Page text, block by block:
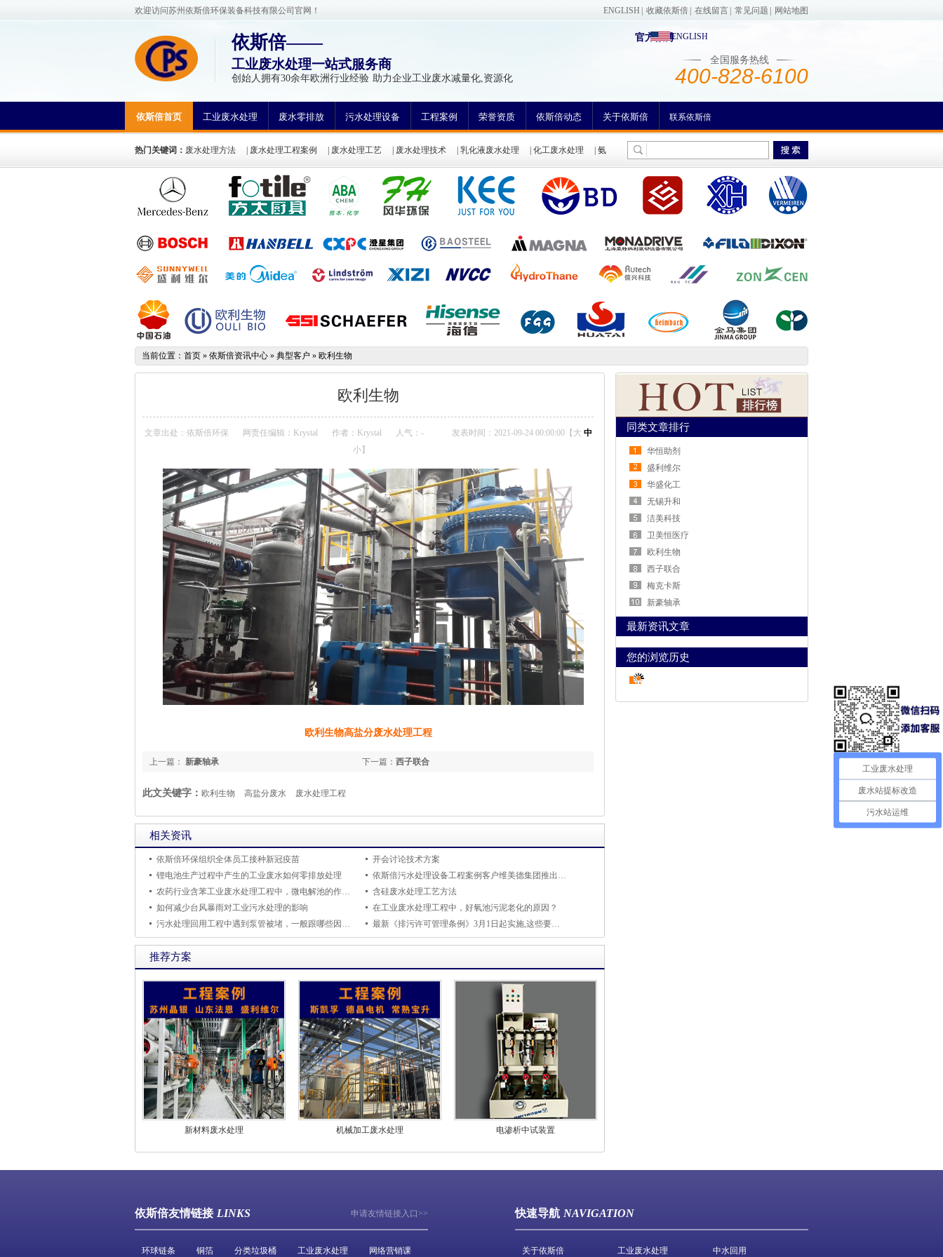
欢迎访问苏州依斯倍环保装备科技有限公司官网！ ENGLISH 收藏依斯倍 在线留言 常见问题 网站地图
依斯倍——
工业废水处理一站式服务商
创始人拥有30余年欧洲行业经验 助力企业工业废水减量化,资源化
ENGLISH
官方微博
全国服务热线
400-828-6100
依斯倍首页 工业废水处理 废水零排放 污水处理设备 工程案例 荣誉资质 依斯倍动态 关于依斯倍 联系依斯倍
热门关键词： 废水处理方法 废水处理工程案例 废水处理工艺 废水处理技术 乳化液废水处理 化工废水处理 氨
氮废水处理
当前位置： 首页 » 依斯倍资讯中心 » 典型客户 » 欧利生物
欧利生物
文章出处：依斯倍环保 网责任编辑：Krystal 作者：Krystal 人气： - 发表时间：2021-09-24 00:00:00【 大 中
小】
欧利生物高盐分废水处理工程
下一篇： 西子联合
上一篇： 新豪轴承
此文关键字： 欧利生物 高盐分废水 废水处理工程
相关资讯
依斯倍环保组织全体员工接种新冠疫苗
开会讨论技术方案
锂电池生产过程中产生的工业废水如何零排放处理
依斯倍污水处理设备工程案例客户维美德集团推出DNA自动化系统用户界面
农药行业含苯工业废水处理工程中，微电解池的作用是什么？
含硅废水处理工艺方法
如何减少台风暴雨对工业污水处理的影响
在工业废水处理工程中，好氧池污泥老化的原因？
污水处理回用工程中遇到泵管被堵，一般跟哪些因素有关？
最新《排污许可管理条例》3月1日起实施,这些要求请留意
推荐方案
新材料废水处理 机械加工废水处理 电渗析中试装置
同类文章排行
华恒助剂
盛利维尔
华盛化工
无锡升和
洁美科技
卫美恒医疗
欧利生物
西子联合
梅克卡斯
新豪轴承
最新资讯文章
您的浏览历史
依斯倍友情链接 LINKS 申请友情链接入口>>
环球链条 铜箔 分类垃圾桶 工业废水处理 网络营销课
快速导航 NAVIGATION
关于依斯倍 工业废水处理 中水回用
工业废水处理
废水站提标改造
污水站运维